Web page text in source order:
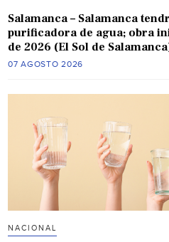
Salamanca – Salamanca
purificadora de agua; obra
de 2026 (El Sol de
07 AGOSTO 2026
NACIONAL